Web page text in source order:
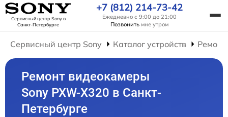
Сервисный центр Sonyв
Санкт-Петербурге
+7 (812) 214-73-42
Ежедневно с 9:00 до 21:00
Позвонить мне утром
Сервисный центр Sony Каталог устройств
Ремонт видеокамеры
Sony PXW-X320 в Санкт-
Петербурге